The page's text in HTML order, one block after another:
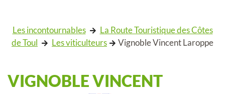
Les incontournables
La Route Touristique des Côtes
de Toul
Les viticulteurs Vignoble Vincent Laroppe
VIGNOBLE VINCENT